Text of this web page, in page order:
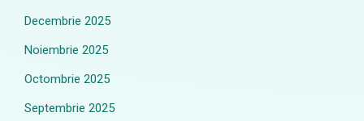
Decembrie 2025
Noiembrie 2025
Octombrie 2025
Septembrie 2025